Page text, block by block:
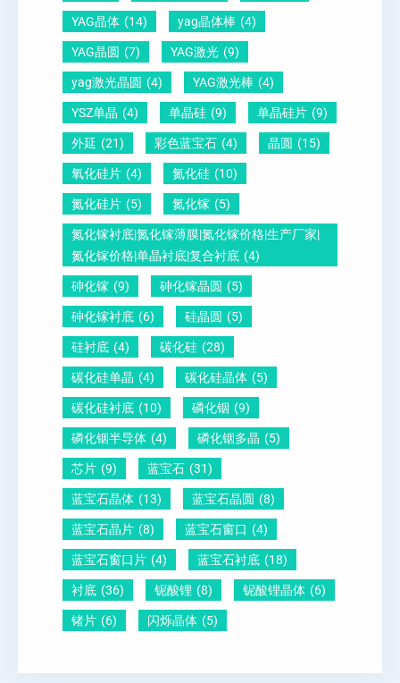
说
明
1
1
怎
么
测
压
电
晶
圆
钛
铅
晶
圆
YAG晶体 (14) yag晶体棒 (4)
YAG晶圆 (7) YAG激光 (9)
yag激光晶圆 (4) YAG激光棒 (4)
YSZ单晶 (4) 单晶硅 (9) 单晶硅片 (9)
外延 (21) 彩色蓝宝石 (4) 晶圆 (15)
氧化硅片 (4) 氮化硅 (10)
氮化硅片 (5) 氮化镓 (5)
氮化镓衬底|氮化镓薄膜|氮化镓价格|生产厂家|
氮化镓价格|单晶衬底|复合衬底 (4)
砷化镓 (9) 砷化镓晶圆 (5)
砷化镓衬底 (6) 硅晶圆 (5)
硅衬底 (4) 碳化硅 (28)
碳化硅单晶 (4) 碳化硅晶体 (5)
碳化硅衬底 (10) 磷化铟 (9)
磷化铟半导体 (4) 磷化铟多晶 (5)
芯片 (9) 蓝宝石 (31)
蓝宝石晶体 (13) 蓝宝石晶圆 (8)
蓝宝石晶片 (8) 蓝宝石窗口 (4)
蓝宝石窗口片 (4) 蓝宝石衬底 (18)
衬底 (36) 铌酸锂 (8) 铌酸锂晶体 (6)
锗片 (6) 闪烁晶体 (5)